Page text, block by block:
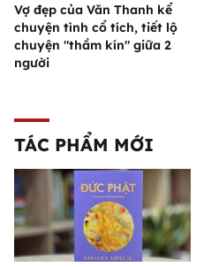
Vợ đẹp của Văn Thanh kể
chuyện tình cổ tích, tiết lộ
chuyện "thầm kín" giữa 2
người
TÁC PHẨM MỚI